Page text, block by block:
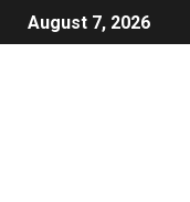
August 7, 2026